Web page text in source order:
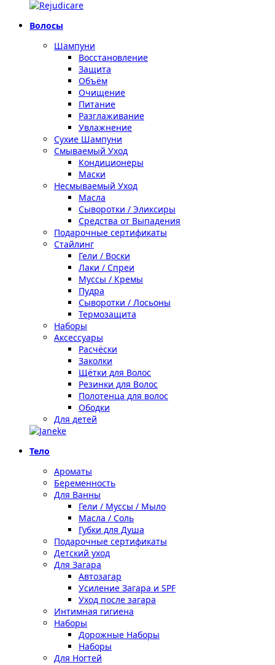
Волосы
Шампуни
Восстановление
Защита
Объём
Очищение
Питание
Разглаживание
Увлажнение
Сухие Шампуни
Смываемый Уход
Кондиционеры
Маски
Несмываемый Уход
Масла
Сыворотки / Эликсиры
Средства от Выпадения
Подарочные сертификаты
Стайлинг
Гели / Воски
Лаки / Спреи
Муссы / Кремы
Пудра
Сыворотки / Лосьоны
Термозащита
Наборы
Аксессуары
Расчёски
Заколки
Щётки для Волос
Резинки для Волос
Полотенца для волос
Ободки
Для детей
Тело
Ароматы
Беременность
Для Ванны
Гели / Муссы / Мыло
Масла / Соль
Губки для Душа
Подарочные сертификаты
Детский уход
Для Загара
Автозагар
Усиление Загара и SPF
Уход после загара
Интимная гигиена
Наборы
Дорожные Наборы
Наборы
Для Ногтей